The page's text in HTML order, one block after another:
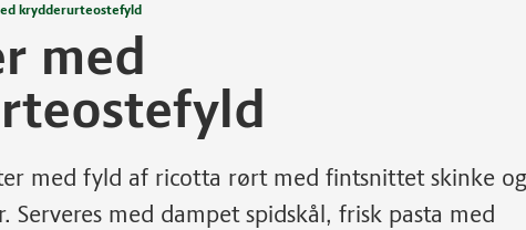
krydderurteostefyld
med
med fyld af ricotta rørt med fintsnittet skinke og
Serveres med dampet spidskål, frisk pasta med